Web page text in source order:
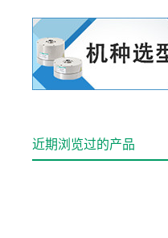
近期浏览过的产品